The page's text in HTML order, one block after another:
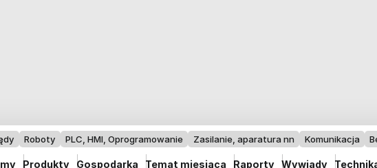
Roboty PLC, HMI, Oprogramowanie Zasilanie, aparatura nn Komunikacja
Produkty Gospodarka Temat miesiąca Raporty Wywiady